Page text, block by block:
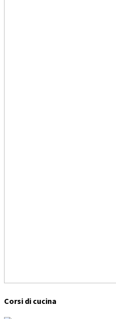
Corsi di cucina